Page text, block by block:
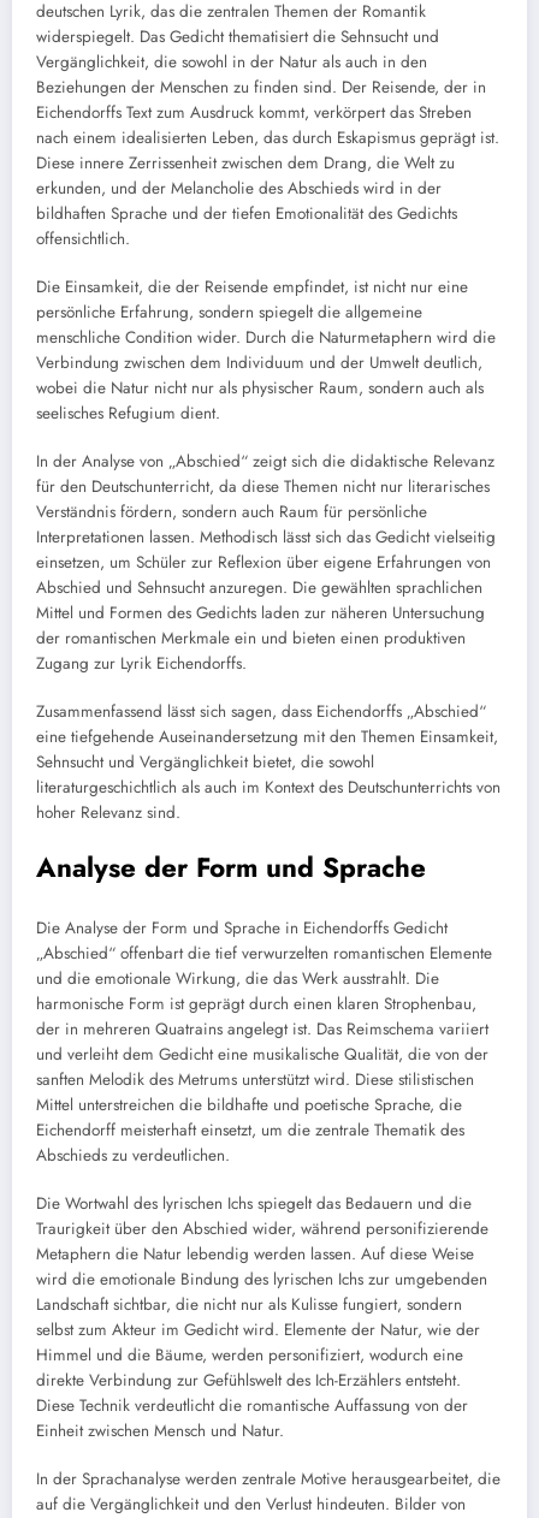
deutschen Lyrik, das die zentralen Themen der Romantik
widerspiegelt. Das Gedicht thematisiert die Sehnsucht und
Vergänglichkeit, die sowohl in der Natur als auch in den
Beziehungen der Menschen zu finden sind. Der Reisende, der in
Eichendorffs Text zum Ausdruck kommt, verkörpert das Streben
nach einem idealisierten Leben, das durch Eskapismus geprägt ist.
Diese innere Zerrissenheit zwischen dem Drang, die Welt zu
erkunden, und der Melancholie des Abschieds wird in der
bildhaften Sprache und der tiefen Emotionalität des Gedichts
offensichtlich.
Die Einsamkeit, die der Reisende empfindet, ist nicht nur eine
persönliche Erfahrung, sondern spiegelt die allgemeine
menschliche Condition wider. Durch die Naturmetaphern wird die
Verbindung zwischen dem Individuum und der Umwelt deutlich,
wobei die Natur nicht nur als physischer Raum, sondern auch als
seelisches Refugium dient.
In der Analyse von „Abschied“ zeigt sich die didaktische Relevanz
für den Deutschunterricht, da diese Themen nicht nur literarisches
Verständnis fördern, sondern auch Raum für persönliche
Interpretationen lassen. Methodisch lässt sich das Gedicht vielseitig
einsetzen, um Schüler zur Reflexion über eigene Erfahrungen von
Abschied und Sehnsucht anzuregen. Die gewählten sprachlichen
Mittel und Formen des Gedichts laden zur näheren Untersuchung
der romantischen Merkmale ein und bieten einen produktiven
Zugang zur Lyrik Eichendorffs.
Zusammenfassend lässt sich sagen, dass Eichendorffs „Abschied“
eine tiefgehende Auseinandersetzung mit den Themen Einsamkeit,
Sehnsucht und Vergänglichkeit bietet, die sowohl
literaturgeschichtlich als auch im Kontext des Deutschunterrichts von
hoher Relevanz sind.
Analyse der Form und Sprache
Die Analyse der Form und Sprache in Eichendorffs Gedicht
„Abschied“ offenbart die tief verwurzelten romantischen Elemente
und die emotionale Wirkung, die das Werk ausstrahlt. Die
harmonische Form ist geprägt durch einen klaren Strophenbau,
der in mehreren Quatrains angelegt ist. Das Reimschema variiert
und verleiht dem Gedicht eine musikalische Qualität, die von der
sanften Melodik des Metrums unterstützt wird. Diese stilistischen
Mittel unterstreichen die bildhafte und poetische Sprache, die
Eichendorff meisterhaft einsetzt, um die zentrale Thematik des
Abschieds zu verdeutlichen.
Die Wortwahl des lyrischen Ichs spiegelt das Bedauern und die
Traurigkeit über den Abschied wider, während personifizierende
Metaphern die Natur lebendig werden lassen. Auf diese Weise
wird die emotionale Bindung des lyrischen Ichs zur umgebenden
Landschaft sichtbar, die nicht nur als Kulisse fungiert, sondern
selbst zum Akteur im Gedicht wird. Elemente der Natur, wie der
Himmel und die Bäume, werden personifiziert, wodurch eine
direkte Verbindung zur Gefühlswelt des Ich-Erzählers entsteht.
Diese Technik verdeutlicht die romantische Auffassung von der
Einheit zwischen Mensch und Natur.
In der Sprachanalyse werden zentrale Motive herausgearbeitet, die
auf die Vergänglichkeit und den Verlust hindeuten. Bilder von